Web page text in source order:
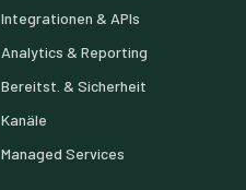
Integrationen & APIs
Analytics & Reporting
Bereitst. & Sicherheit
Kanäle
Managed Services